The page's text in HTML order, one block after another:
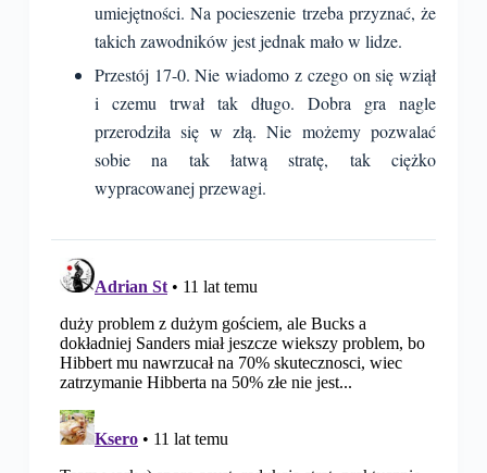
umiejętności. Na pocieszenie trzeba przyznać, że
takich zawodników jest jednak mało w lidze.
Przestój 17-0. Nie wiadomo z czego on się wziął
i czemu trwał tak długo. Dobra gra nagle
przerodziła się w złą. Nie możemy pozwalać
sobie na tak łatwą stratę, tak ciężko
wypracowanej przewagi.